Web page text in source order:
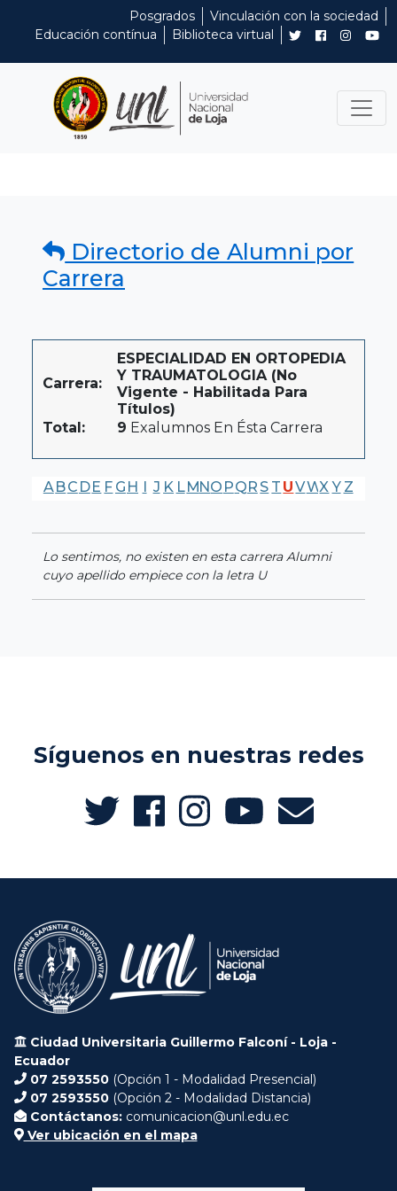
Posgrados
Vinculación con la sociedad
Educación contínua
Biblioteca virtual
Directorio de Alumni por
Carrera
Carrera:
ESPECIALIDAD EN ORTOPEDIA
Y TRAUMATOLOGIA (No
Vigente - Habilitada Para
Títulos)
Total:
9 Exalumnos En Ésta Carrera
A BC DE F G H I J K LMNO PQR S T UVWX Y Z
Lo sentimos, no existen en esta carrera Alumni
cuyo apellido empiece con la letra U
Síguenos en nuestras redes
Ciudad Universitaria Guillermo Falconí - Loja -
Ecuador
07 2593550 (Opción 1 - Modalidad Presencial)
07 2593550 (Opción 2 - Modalidad Distancia)
Contáctanos: comunicacion@unl.edu.ec
Ver ubicación en el mapa